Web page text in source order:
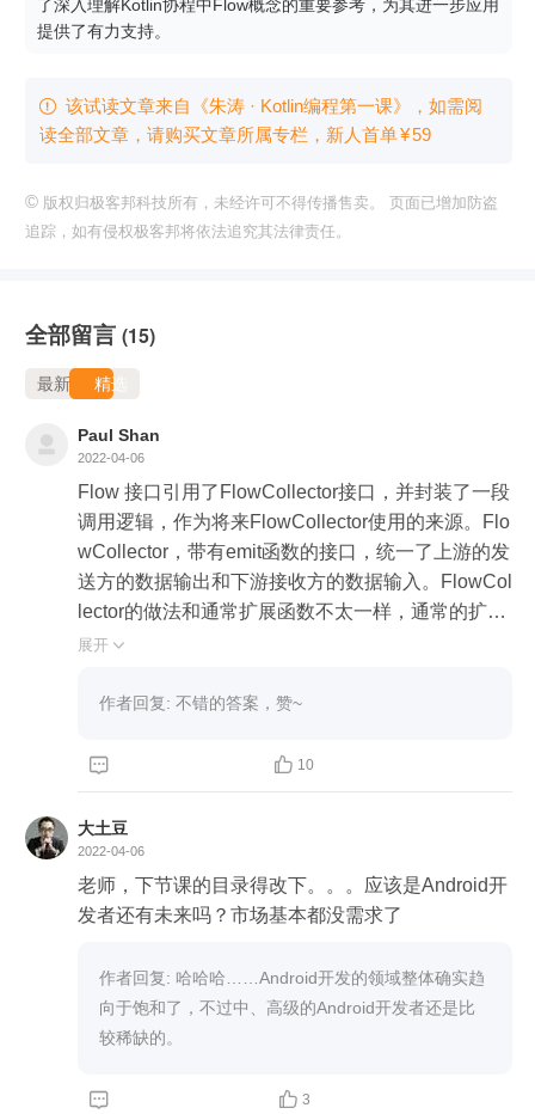
了深入理解Kotlin协程中Flow概念的重要参考，为其进一步应用
提供了有力支持。
 该试读文章来自《朱涛 · Kotlin编程第一课》，如需阅
读全部文章，请购买文章所属专栏 ，新⼈⾸单¥59
© 版权归极客邦科技所有，未经许可不得传播售卖。 页面已增加防盗
追踪，如有侵权极客邦将依法追究其法律责任。
全部留言 (15)
最新 精选
Paul Shan
2022-04-06
Flow 接口引用了FlowCollector接口，并封装了一段
调用逻辑，作为将来FlowCollector使用的来源。Flo
wCollector，带有emit函数的接口，统一了上游的发
送方的数据输出和下游接收方的数据输入。FlowCol
lector的做法和通常扩展函数不太一样，通常的扩展
函数是先有核心类，然后扩展函数扩充核心类的功
阶的扩展函数，然后在下游collect里实现了带有emit
动下游的emit。这么设计原因应该是上游的构造
员以足够的灵活性，所以采用了扩展函数的格式，
下游接受数据相对固定，而且是同步执行的，采用
展开 
作者回复: 不错的答案，赞~
  10
大土豆
2022-04-06
老师，下节课的目录得改下。。。应该是Android开
发者还有未来吗？市场基本都没需求了
作者回复: 哈哈哈……Android开发的领域整体确实趋
向于饱和了，不过中、高级的Android开发者还是比
较稀缺的。
  3